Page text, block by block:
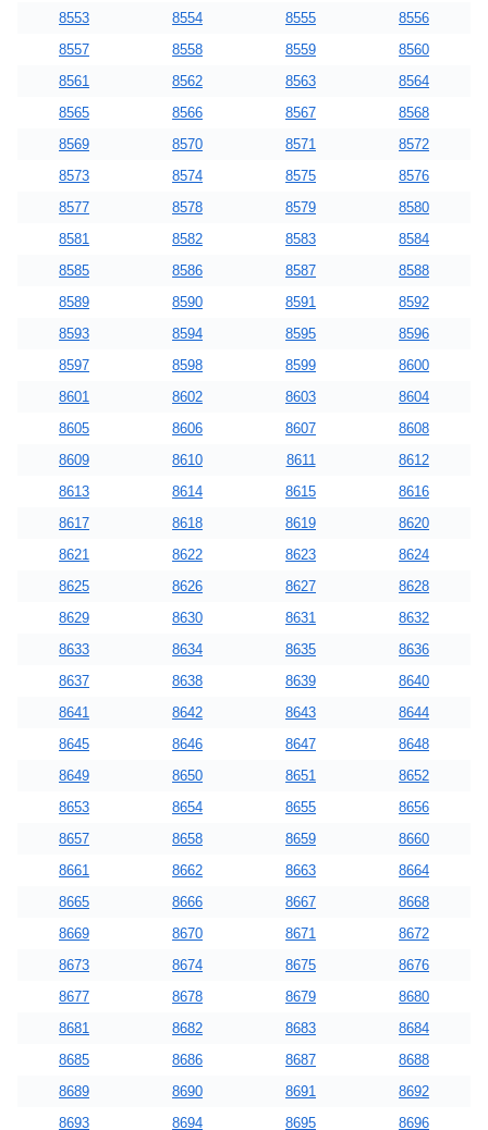
8553
8554 8555
8556
8557
8558 8559
8560
8561
8562 8563
8564
8565
8566 8567
8568
8569
8570 8571
8572
8573
8574 8575
8576
8577
8578 8579
8580
8581
8582 8583
8584
8585
8586 8587
8588
8589
8590 8591
8592
8593
8594 8595
8596
8597
8598 8599
8600
8601
8602 8603
8604
8605
8606 8607
8608
8609
8610 8611
8612
8613
8614 8615
8616
8617
8618 8619
8620
8621
8622 8623
8624
8625
8626 8627
8628
8629
8630 8631
8632
8633
8634 8635
8636
8637
8638 8639
8640
8641
8642 8643
8644
8645
8646 8647
8648
8649
8650 8651
8652
8653
8654 8655
8656
8657
8658 8659
8660
8661
8662 8663
8664
8665
8666 8667
8668
8669
8670 8671
8672
8673
8674 8675
8676
8677
8678 8679
8680
8681
8682 8683
8684
8685
8686 8687
8688
8689
8690 8691
8692
8693
8694 8695 8696